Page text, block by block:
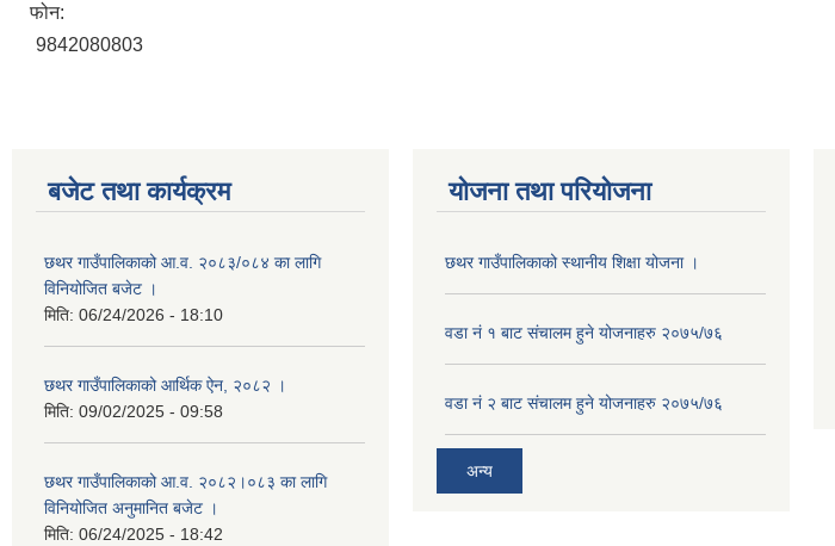
फोन:
9842080803
बजेट तथा कार्यक्रम
छथर गाउँपालिकाको आ.व. २०८३/०८४ का लागि
विनियोजित बजेट ।
मिति: 06/24/2026 - 18:10
छथर गाउँपालिकाको आर्थिक ऐन, २०८२ ।
मिति: 09/02/2025 - 09:58
छथर गाउँपालिकाको आ.व. २०८२।०८३ का लागि
विनियोजित अनुमानित बजेट ।
मिति: 06/24/2025 - 18:42
योजना तथा परियोजना
छथर गाउँपालिकाको स्थानीय शिक्षा योजना ।
वडा नं १ बाट संचालम हुने योजनाहरु २०७५/७६
वडा नं २ बाट संचालम हुने योजनाहरु २०७५/७६
अन्य